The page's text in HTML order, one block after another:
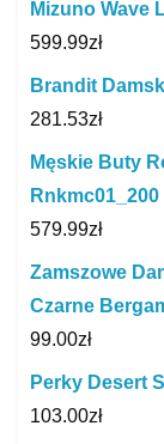
Mizuno Wave
599.99zł
Brandit
281.53zł
Męskie Buty
579.99zł
Zamszowe
Czarne
99.00zł
Perky Desert
103.00zł